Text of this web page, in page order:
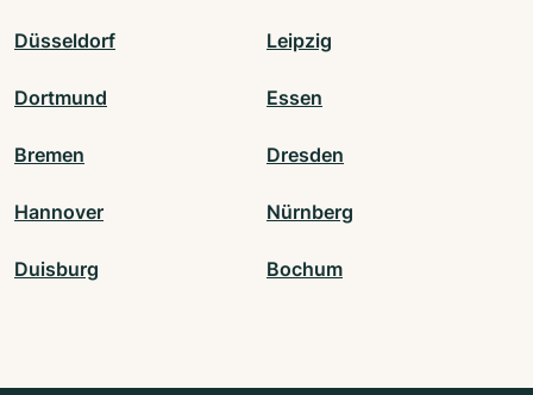
Düsseldorf Leipzig
Dortmund Essen
Bremen Dresden
Hannover Nürnberg
Duisburg Bochum